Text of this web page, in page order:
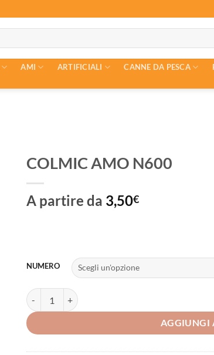
AMI ARTIFICIALI CANNE DA PESCA
COLMIC AMO N600
A partire da 3,50€
NUMERO
COLMIC AMO N600 quantità
AGGIUNGI